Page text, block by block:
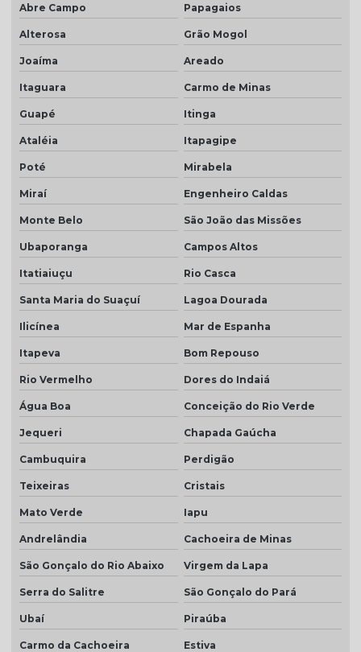
Abre Campo Papagaios
Alterosa Grão Mogol
Joaíma Areado
Itaguara Carmo de Minas
Guapé Itinga
Ataléia Itapagipe
Poté Mirabela
Miraí Engenheiro Caldas
Monte Belo São João das Missões
Ubaporanga Campos Altos
Itatiaiuçu Rio Casca
Santa Maria do Suaçuí Lagoa Dourada
Ilicínea Mar de Espanha
Itapeva Bom Repouso
Rio Vermelho Dores do Indaiá
Água Boa Conceição do Rio Verde
Jequeri Chapada Gaúcha
Cambuquira Perdigão
Teixeiras Cristais
Mato Verde Iapu
Andrelândia Cachoeira de Minas
São Gonçalo do Rio Abaixo Virgem da Lapa
Serra do Salitre São Gonçalo do Pará
Ubaí Piraúba
Carmo da Cachoeira Estiva